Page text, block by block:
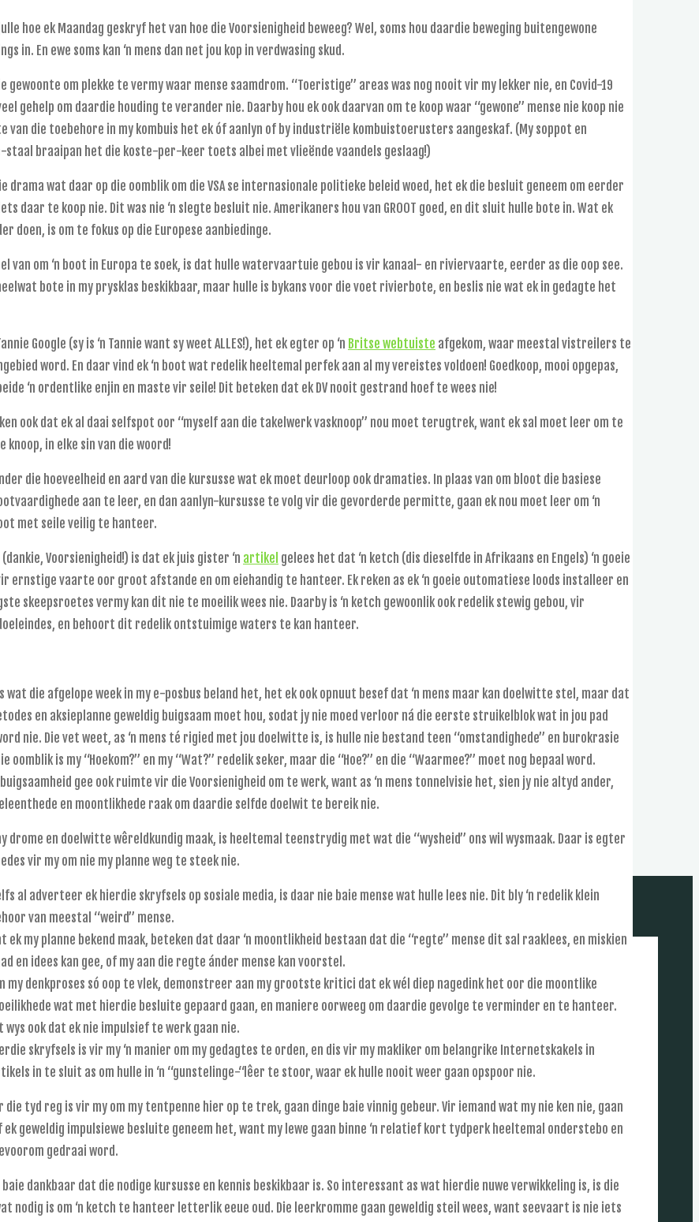
hoe ek Maandag geskryf het van hoe die Voorsienigheid beweeg? Wel, soms hou daardie beweging buitengewone
in. En ewe soms kan ‘n mens dan net jou kop in verdwasing skud.
gewoonte om plekke te vermy waar mense saamdrom. “Toeristige” areas was nog nooit vir my lekker nie, en Covid-19
gehelp om daardie houding te verander nie. Daarby hou ek ook daarvan om te koop waar “gewone” mense nie koop nie
van die toebehore in my kombuis het ek óf aanlyn of by industriële kombuistoerusters aangeskaf. (My soppot en
staal braaipan het die koste-per-keer toets albei met vlieënde vaandels geslaag!)
drama wat daar op die oomblik om die VSA se internasionale politieke beleid woed, het ek die besluit geneem om eerder
daar te koop nie. Dit was nie ‘n slegte besluit nie. Amerikaners hou van GROOT goed, en dit sluit hulle bote in. Wat ek
doen, is om te fokus op die Europese aanbiedinge.
van om ‘n boot in Europa te soek, is dat hulle watervaartuie gebou is vir kanaal- en riviervaarte, eerder as die oop see.
bote in my prysklas beskikbaar, maar hulle is bykans voor die voet rivierbote, en beslis nie wat ek in gedagte het
Google (sy is ‘n Tannie want sy weet ALLES!), het ek egter op ‘n Britse webtuiste afgekom, waar meestal vistreilers te
word. En daar vind ek ‘n boot wat redelik heeltemal perfek aan al my vereistes voldoen! Goedkoop, mooi opgepas,
‘n ordentlike enjin en maste vir seile! Dit beteken dat ek DV nooit gestrand hoef te wees nie!
ook dat ek al daai selfspot oor “myself aan die takelwerk vasknoop” nou moet terugtrek, want ek sal moet leer om te
knoop, in elke sin van die woord!
die hoeveelheid en aard van die kursusse wat ek moet deurloop ook dramaties. In plaas van om bloot die basiese
aan te leer, en dan aanlyn-kursusse te volg vir die gevorderde permitte, gaan ek nou moet leer om ‘n
met seile veilig te hanteer.
(dankie, Voorsienigheid!) is dat ek juis gister ‘n artikel gelees het dat ‘n ketch (dis dieselfde in Afrikaans en Engels) ‘n goeie
ernstige vaarte oor groot afstande en om eiehandig te hanteer. Ek reken as ek ‘n goeie outomatiese loods installeer en
skeepsroetes vermy kan dit nie te moeilik wees nie. Daarby is ‘n ketch gewoonlik ook redelik stewig gebou, vir
en behoort dit redelik ontstuimige waters te kan hanteer.
wat die afgelope week in my e-posbus beland het, het ek ook opnuut besef dat ‘n mens maar kan doelwitte stel, maar dat
en aksieplanne geweldig buigsaam moet hou, sodat jy nie moed verloor ná die eerste struikelblok wat in jou pad
nie. Die vet weet, as ‘n mens té rigied met jou doelwitte is, is hulle nie bestand teen “omstandighede” en burokrasie
oomblik is my “Hoekom?” en my “Wat?” redelik seker, maar die “Hoe?” en die “Waarmee?” moet nog bepaal word.
gee ook ruimte vir die Voorsienigheid om te werk, want as ‘n mens tonnelvisie het, sien jy nie altyd ander,
en moontlikhede raak om daardie selfde doelwit te bereik nie.
drome en doelwitte wêreldkundig maak, is heeltemal teenstrydig met wat die “wysheid” ons wil wysmaak. Daar is egter
vir my om nie my planne weg te steek nie.
al adverteer ek hierdie skryfsels op sosiale media, is daar nie baie mense wat hulle lees nie. Dit bly ‘n redelik klein
van meestal “weird” mense.
ek my planne bekend maak, beteken dat daar ‘n moontlikheid bestaan dat die “regte” mense dit sal raaklees, en miskien
en idees kan gee, of my aan die regte ánder mense kan voorstel.
my denkproses só oop te vlek, demonstreer aan my grootste kritici dat ek wél diep nagedink het oor die moontlike
wat met hierdie besluite gepaard gaan, en maniere oorweeg om daardie gevolge te verminder en te hanteer.
wys ook dat ek nie impulsief te werk gaan nie.
skryfsels is vir my ‘n manier om my gedagtes te orden, en dis vir my makliker om belangrike Internetskakels in
in te sluit as om hulle in ‘n “gunstelinge-“lêer te stoor, waar ek hulle nooit weer gaan opspoor nie.
die tyd reg is vir my om my tentpenne hier op te trek, gaan dinge baie vinnig gebeur. Vir iemand wat my nie ken nie, gaan
ek geweldig impulsiewe besluite geneem het, want my lewe gaan binne ‘n relatief kort tydperk heeltemal onderstebo en
gedraai word.
baie dankbaar dat die nodige kursusse en kennis beskikbaar is. So interessant as wat hierdie nuwe verwikkeling is, is die
nodig is om ‘n ketch te hanteer letterlik eeue oud. Die leerkromme gaan geweldig steil wees, want seevaart is nie iets